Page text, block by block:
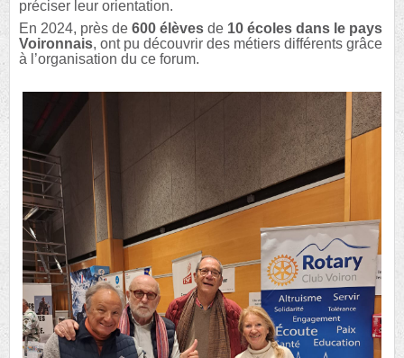
préciser leur orientation.
En 2024, près de 600 élèves de 10 écoles dans le pays
Voironnais, ont pu découvrir des métiers différents grâce
à l’organisation du ce forum.